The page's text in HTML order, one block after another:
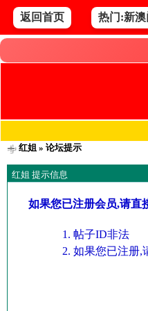
返回首页 热门:新
红姐» 论坛提示
红姐 提示信息
如果您已注册会员,请直
帖子ID非法
如果您已注册,